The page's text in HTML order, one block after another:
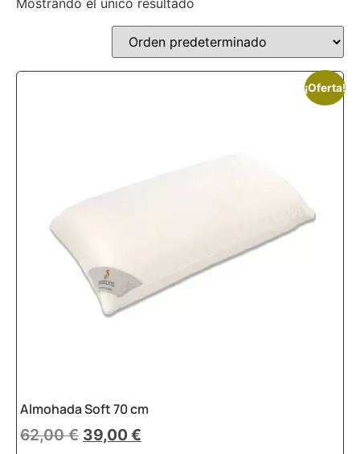
Mostrando el único resultado
¡Oferta!
Almohada Soft 70 cm
62,00€ 39,00€